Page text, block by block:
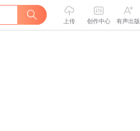
上传 创作中心 有声出版